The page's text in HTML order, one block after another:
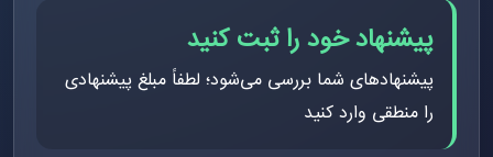
پیشنهاد خود را ثبت کنید
پیشنهادهای شما بررسی می‌شود؛ لطفاً مبلغ پیشنهادی
را منطقی وارد کنید